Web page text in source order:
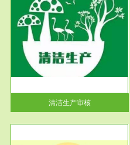
清洁生产审核
服务范围
安全评价
安全评价安全评价目的是查找、
分析和预测工程、系统、生产经
营活...